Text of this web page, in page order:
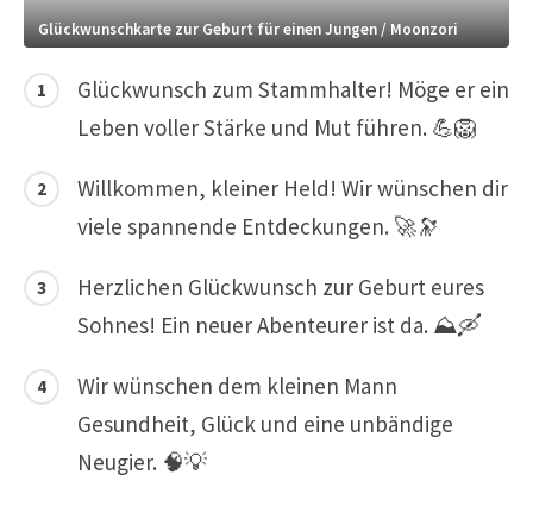
Glückwunschkarte zur Geburt für einen Jungen / Moonzori
Glückwunsch zum Stammhalter! Möge er ein
Leben voller Stärke und Mut führen. 💪🦁
Willkommen, kleiner Held! Wir wünschen dir
viele spannende Entdeckungen. 🚀🔭
Herzlichen Glückwunsch zur Geburt eures
Sohnes! Ein neuer Abenteurer ist da. ⛰️🛶
Wir wünschen dem kleinen Mann
Gesundheit, Glück und eine unbändige
Neugier. 🧠💡